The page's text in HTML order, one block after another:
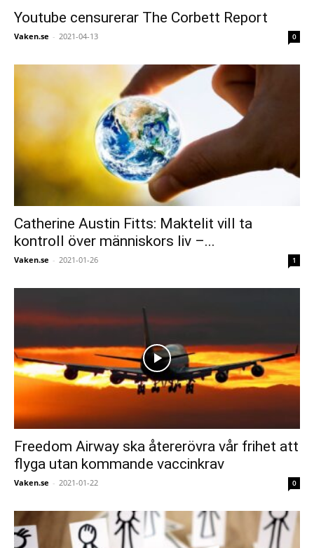
Youtube censurerar The Corbett Report
Vaken.se - 2021-04-13 0
Catherine Austin Fitts: Maktelit vill ta
kontroll över människors liv –...
Vaken.se - 2021-01-26 1
Freedom Airway ska återerövra vår frihet att
flyga utan kommande vaccinkrav
Vaken.se - 2021-01-22 0